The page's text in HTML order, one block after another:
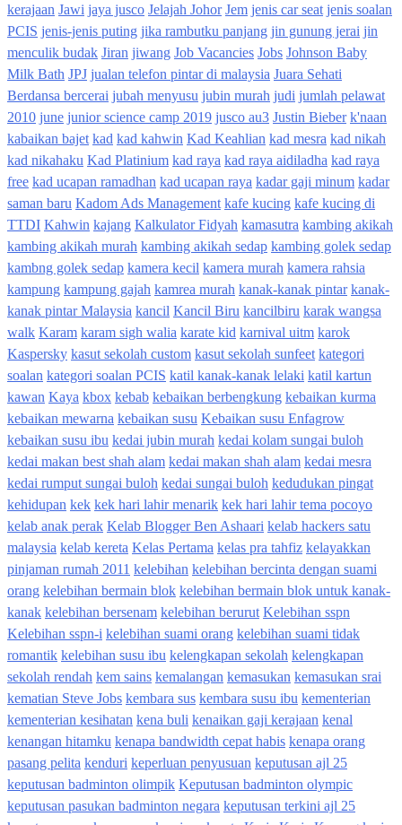
kerajaan Jawi jaya jusco Jelajah Johor Jem jenis car seat jenis soalan
PCIS jenis-jenis puting jika rambutku panjang jin gunung jerai jin
menculik budak Jiran jiwang Job Vacancies Jobs Johnson Baby
Milk Bath JPJ jualan telefon pintar di malaysia Juara Sehati
Berdansa bercerai jubah menyusu jubin murah judi jumlah pelawat
2010 june junior science camp 2019 jusco au3 Justin Bieber k'naan
kabaikan bajet kad kad kahwin Kad Keahlian kad mesra kad nikah
kad nikahaku Kad Platinium kad raya kad raya aidiladha kad raya
free kad ucapan ramadhan kad ucapan raya kadar gaji minum kadar
saman baru Kadom Ads Management kafe kucing kafe kucing di
TTDI Kahwin kajang Kalkulator Fidyah kamasutra kambing akikah
kambing akikah murah kambing akikah sedap kambing golek sedap
kambng golek sedap kamera kecil kamera murah kamera rahsia
kampung kampung gajah kamrea murah kanak-kanak pintar kanak-
kanak pintar Malaysia kancil Kancil Biru kancilbiru karak wangsa
walk Karam karam sigh walia karate kid karnival uitm karok
Kaspersky kasut sekolah custom kasut sekolah sunfeet kategori
soalan kategori soalan PCIS katil kanak-kanak lelaki katil kartun
kawan Kaya kbox kebab kebaikan berbengkung kebaikan kurma
kebaikan mewarna kebaikan susu Kebaikan susu Enfagrow
kebaikan susu ibu kedai jubin murah kedai kolam sungai buloh
kedai makan best shah alam kedai makan shah alam kedai mesra
kedai rumput sungai buloh kedai sungai buloh kedudukan pingat
kehidupan kek kek hari lahir menarik kek hari lahir tema pocoyo
kelab anak perak Kelab Blogger Ben Ashaari kelab hackers satu
malaysia kelab kereta Kelas Pertama kelas pra tahfiz kelayakkan
pinjaman rumah 2011 kelebihan kelebihan bercinta dengan suami
orang kelebihan bermain blok kelebihan bermain blok untuk kanak-
kanak kelebihan bersenam kelebihan berurut Kelebihan sspn
Kelebihan sspn-i kelebihan suami orang kelebihan suami tidak
romantik kelebihan susu ibu kelengkapan sekolah kelengkapan
sekolah rendah kem sains kemalangan kemasukan kemasukan srai
kematian Steve Jobs kembara sus kembara susu ibu kementerian
kementerian kesihatan kena buli kenaikan gaji kerajaan kenal
kenangan hitamku kenapa bandwidth cepat habis kenapa orang
pasang pelita kenduri keperluan penyusuan keputusan ajl 25
keputusan badminton olimpik Keputusan badminton olympic
keputusan pasukan badminton negara keputusan terkini ajl 25